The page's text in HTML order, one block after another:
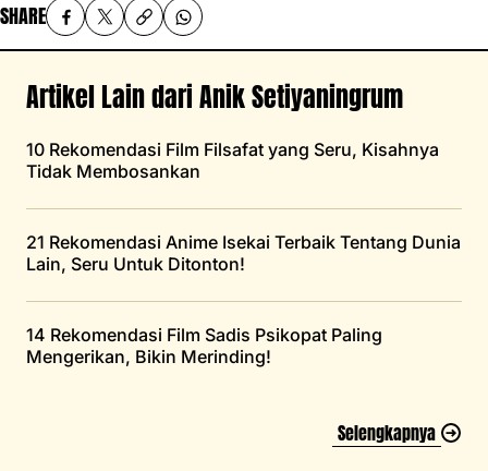
SHARE
Artikel Lain dari Anik Setiyaningrum
10 Rekomendasi Film Filsafat yang Seru, Kisahnya
Tidak Membosankan
21 Rekomendasi Anime Isekai Terbaik Tentang Dunia
Lain, Seru Untuk Ditonton!
14 Rekomendasi Film Sadis Psikopat Paling
Mengerikan, Bikin Merinding!
Selengkapnya